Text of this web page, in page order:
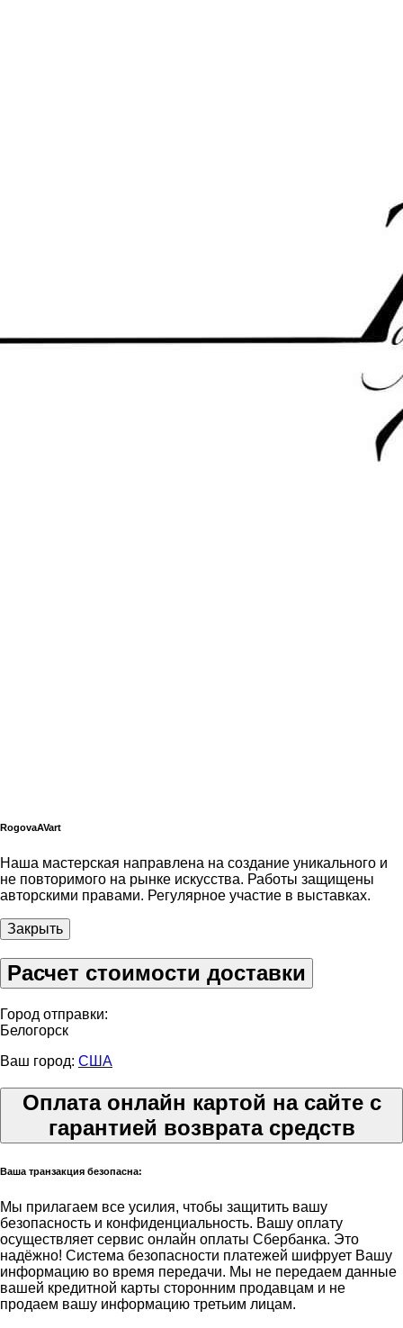
RogovaAVart
Наша мастерская направлена на создание уникального и
не повторимого на рынке искусства. Работы защищены
авторскими правами. Регулярное участие в выставках.
Закрыть
Расчет стоимости доставки
Город отправки:
Белогорск
Ваш город: США
Оплата онлайн картой на сайте с
гарантией возврата средств
Ваша транзакция безопасна:
Мы прилагаем все усилия, чтобы защитить вашу
безопасность и конфиденциальность. Вашу оплату
осуществляет сервис онлайн оплаты Сбербанка. Это
надёжно! Система безопасности платежей шифрует Вашу
информацию во время передачи. Мы не передаем данные
вашей кредитной карты сторонним продавцам и не
продаем вашу информацию третьим лицам.